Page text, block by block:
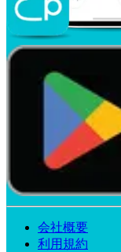
会社概要
利用規約